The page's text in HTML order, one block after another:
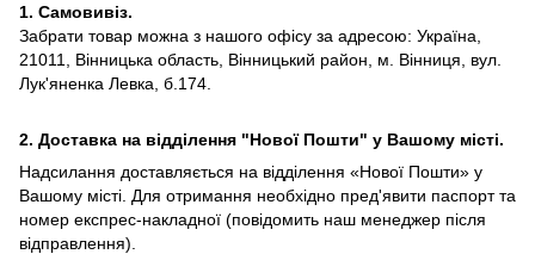
1. Самовивіз.
Забрати товар можна з нашого офісу за адресою: Україна,
21011, Вінницька область, Вінницький район, м. Вінниця, вул.
Лук'яненка Левка, б.174.
2. Доставка на відділення "Нової Пошти" у Вашому місті.
Надсилання доставляється на відділення «Нової Пошти» у
Вашому місті. Для отримання необхідно пред'явити паспорт та
номер експрес-накладної (повідомить наш менеджер після
відправлення).